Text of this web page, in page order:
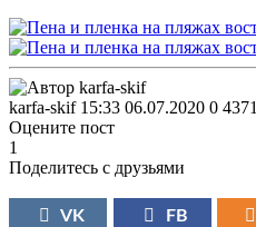
karfa-skif 15:33 06.07.2020 0 4371
Оцените пост
1
Поделитесь с друзьями
VK FB